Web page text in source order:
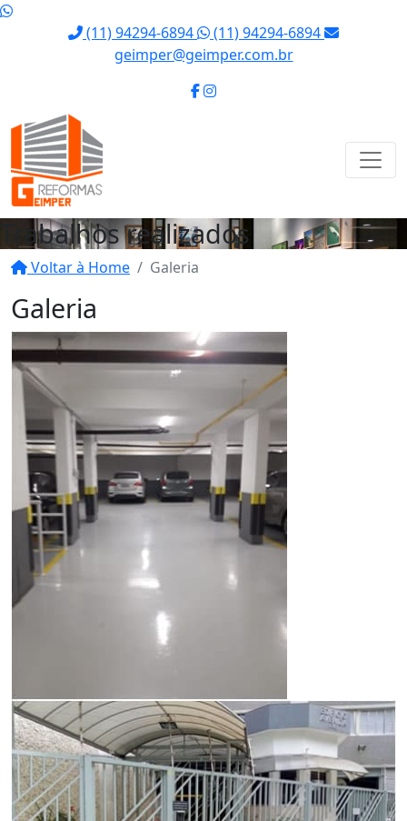
(11) 94294-6894
(11) 94294-6894
geimper@geimper.com.br
Trabalhos realizados
Voltar à Home Galeria
Galeria